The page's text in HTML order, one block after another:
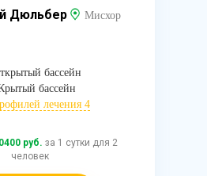
Дюльбер Мисхор
бассейн
бассейн
лечения 4
руб. за 1 сутки для 2
человек